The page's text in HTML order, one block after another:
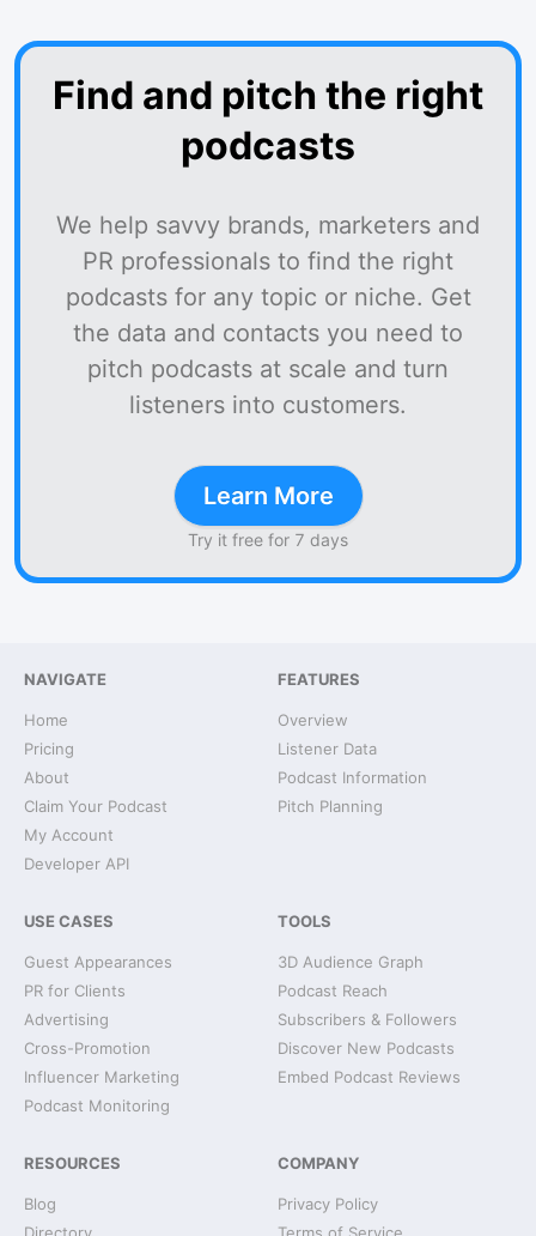
Find and pitch the right
podcasts
We help savvy brands, marketers and
PR professionals to find the right
podcasts for any topic or niche. Get
the data and contacts you need to
pitch podcasts at scale and turn
listeners into customers.
Learn More
Try it free for 7 days
NAVIGATE
Home
Pricing
About
Claim Your Podcast
My Account
Developer API
FEATURES
Overview
Listener Data
Podcast Information
Pitch Planning
USE CASES
Guest Appearances
PR for Clients
Advertising
Cross-Promotion
Influencer Marketing
Podcast Monitoring
TOOLS
3D Audience Graph
Podcast Reach
Subscribers & Followers
Discover New Podcasts
Embed Podcast Reviews
RESOURCES
Blog
COMPANY
Privacy Policy